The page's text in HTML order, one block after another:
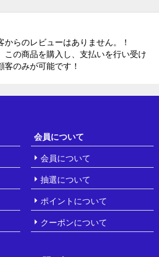
らのレビューはありません。！
この商品を購入し、支払いを行い受け
客のみが可能です！
会員について
会員について
抽選について
ポイントについて
クーポンについて